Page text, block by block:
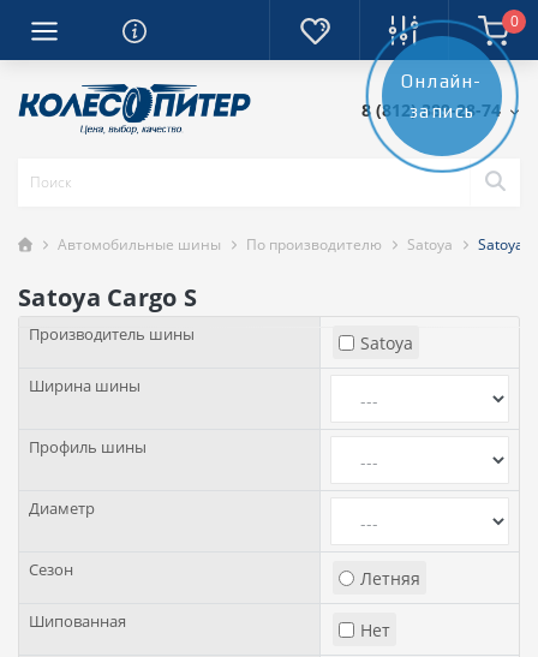
0
8 (812) 389-28-74
Автомобильные шины По производителю Satoya Satoya
Satoya Cargo S
Производитель шины Satoya
Ширина шины
Профиль шины
Диаметр
Сезон Летняя
Шипованная Нет
Онлайн-
запись